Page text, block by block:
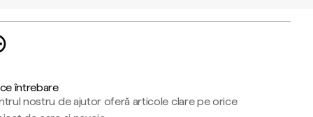
întrebare
nostru de ajutor oferă articole clare pe orice